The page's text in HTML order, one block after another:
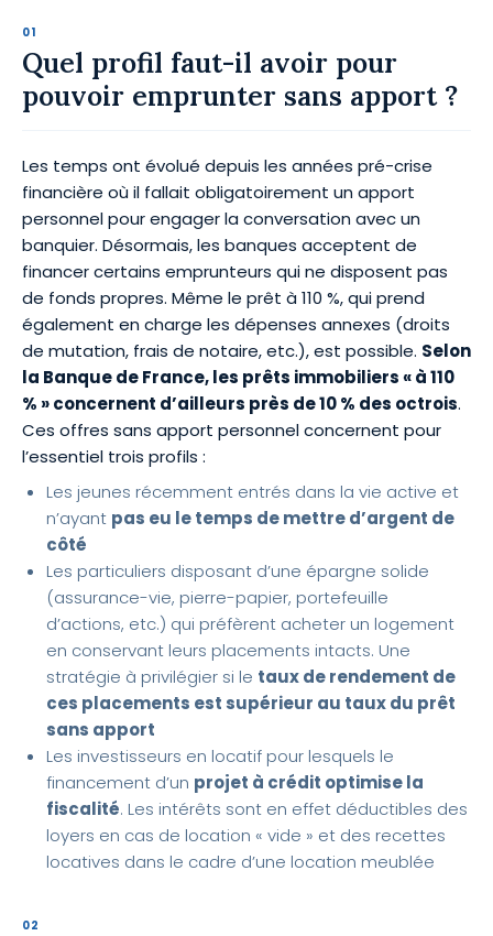
Quel profil faut-il avoir pour
pouvoir emprunter sans apport ?
Les temps ont évolué depuis les années pré-crise
financière où il fallait obligatoirement un apport
personnel pour engager la conversation avec un
banquier. Désormais, les banques acceptent de
financer certains emprunteurs qui ne disposent pas
de fonds propres. Même le prêt à 110 %, qui prend
également en charge les dépenses annexes (droits
de mutation, frais de notaire, etc.), est possible. Selon
la Banque de France, les prêts immobiliers « à 110
% » concernent d’ailleurs près de 10 % des octrois.
Ces offres sans apport personnel concernent pour
l’essentiel trois profils :
Les jeunes récemment entrés dans la vie active et
n’ayant pas eu le temps de mettre d’argent de
côté
Les particuliers disposant d’une épargne solide
(assurance-vie, pierre-papier, portefeuille
d’actions, etc.) qui préfèrent acheter un logement
en conservant leurs placements intacts. Une
stratégie à privilégier si le taux de rendement de
ces placements est supérieur au taux du prêt
sans apport
Les investisseurs en locatif pour lesquels le
financement d’un projet à crédit optimise la
fiscalité. Les intérêts sont en effet déductibles des
loyers en cas de location « vide » et des recettes
locatives dans le cadre d’une location meublée